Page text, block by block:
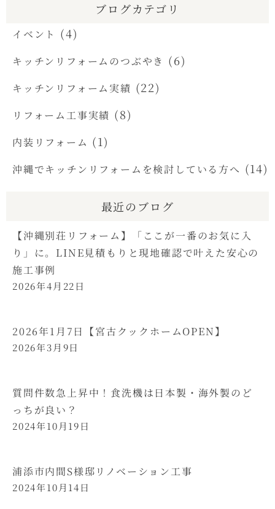
ブログカテゴリ
イベント (4)
キッチンリフォームのつぶやき (6)
キッチンリフォーム実績 (22)
リフォーム工事実績 (8)
内装リフォーム (1)
沖縄でキッチンリフォームを検討している方へ (14)
最近のブログ
【沖縄別荘リフォーム】「ここが一番のお気に入
り」に。LINE見積もりと現地確認で叶えた安心の
施工事例
2026年4月22日
2026年1月7日【宮古クックホームOPEN】
2026年3月9日
質問件数急上昇中！食洗機は日本製・海外製のど
っちが良い？
2024年10月19日
浦添市内間S様邸リノベーション工事
2024年10月14日